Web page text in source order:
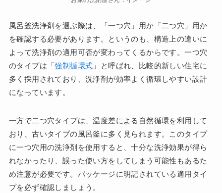
風呂釜洗浄剤を選ぶ際は、「一つ穴」用か「二つ穴」用か
を確認する必要があります。というのも、構造上の違いに
よって洗浄剤の適用可否が変わってくるからです。一つ穴
のタイプは「強制循環式 」と呼ばれ、比較的新しい住宅に
多く採用されており、洗浄剤が効率よく循環しやすい設計
になっています。
一方で二つ穴タイプは、温度差による自然循環を利用して
おり、古いタイプの風呂釜に多く見られます。このタイプ
に一つ穴用の洗浄剤を使用すると、十分な洗浄効果が得ら
れなかったり、誤った使い方をしてしまう可能性もあるた
め注意が必要です。パッケージに明記されている適用タイ
プを必ず確認しましょう。